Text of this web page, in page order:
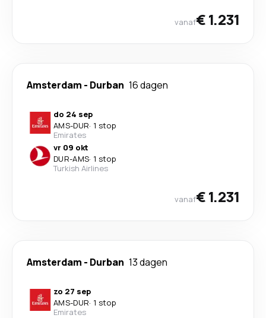
vanaf€ 1.231
Amsterdam - Durban 16 dagen
do 24 sep
AMS-DUR· 1 stop
Emirates
vr 09 okt
DUR-AMS· 1 stop
Turkish Airlines
vanaf€ 1.231
Amsterdam - Durban 13 dagen
zo 27 sep
AMS-DUR· 1 stop
Emirates